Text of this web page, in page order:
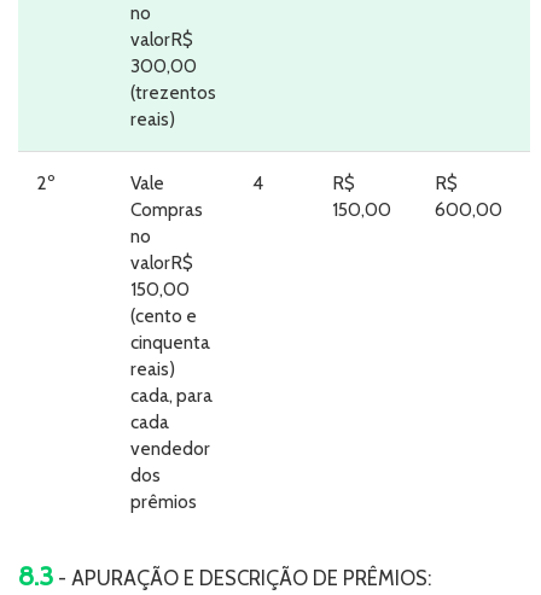
no
valorR$
300,00
(trezentos
reais)
2º
Vale
Compras
no
valorR$
150,00
(cento e
cinquenta
reais)
cada, para
cada
vendedor
dos
prêmios
4
R$
150,00
R$
600,00
8.3 - APURAÇÃO E DESCRIÇÃO DE PRÊMIOS: